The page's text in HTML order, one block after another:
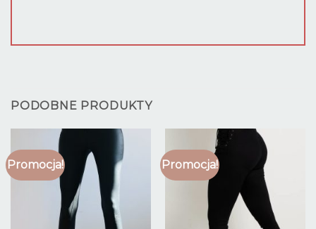
PODOBNE PRODUKTY
Promocja! Promocja!